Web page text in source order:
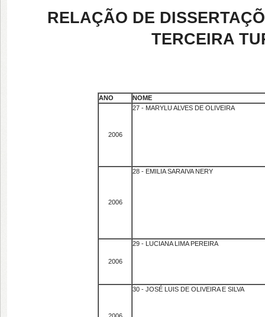
RELAÇÃO DE
TERCEIRA
ANO NOME
2006
27 - MARYLU ALVES DE OLIVEIRA
2006
28 - EMILIA SARAIVA NERY
2006
29 - LUCIANA LIMA PEREIRA
30 - JOSÉ LUIS DE OLIVEIRA E SILVA